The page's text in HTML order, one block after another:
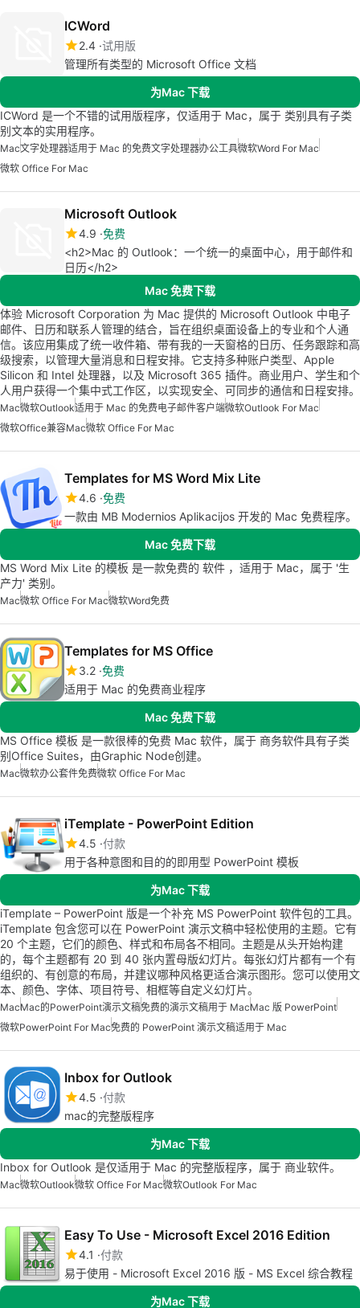
ICWord
2.4 试用版
管理所有类型的 Microsoft Office 文档
为Mac 下载
ICWord 是一个不错的试用版程序，仅适用于 Mac，属于 类别具有子类
别文本的实用程序。
Mac文字处理器适用于 Mac 的免费文字处理器办公工具微软Word For Mac
微软 Office For Mac
Microsoft Outlook
4.9 免费
<h2>Mac 的 Outlook：一个统一的桌面中心，用于邮件和
日历</h2>
Mac 免费下载
体验 Microsoft Corporation 为 Mac 提供的 Microsoft Outlook 中电子
邮件、日历和联系人管理的结合，旨在组织桌面设备上的专业和个人通
信。该应用集成了统一收件箱、带有我的一天窗格的日历、任务跟踪和高
级搜索，以管理大量消息和日程安排。它支持多种账户类型、Apple
Silicon 和 Intel 处理器，以及 Microsoft 365 插件。商业用户、学生和个
人用户获得一个集中式工作区，以实现安全、可同步的通信和日程安排。
Mac微软Outlook适用于 Mac 的免费电子邮件客户端微软Outlook For Mac
微软Office兼容Mac微软 Office For Mac
Templates for MS Word Mix Lite
4.6 免费
一款由 MB Modernios Aplikacijos 开发的 Mac 免费程序。
Mac 免费下载
MS Word Mix Lite 的模板 是一款免费的 软件 ，适用于 Mac，属于 '生
产力' 类别。
Mac微软 Office For Mac微软Word免费
Templates for MS Office
3.2 免费
适用于 Mac 的免费商业程序
Mac 免费下载
MS Office 模板 是一款很棒的免费 Mac 软件，属于 商务软件具有子类
别Office Suites，由Graphic Node创建。
Mac微软办公套件免费微软 Office For Mac
iTemplate - PowerPoint Edition
4.5 付款
用于各种意图和目的的即用型 PowerPoint 模板
为Mac 下载
iTemplate – PowerPoint 版是一个补充 MS PowerPoint 软件包的工具。
iTemplate 包含您可以在 PowerPoint 演示文稿中轻松使用的主题。它有
20 个主题，它们的颜色、样式和布局各不相同。主题是从头开始构建
的，每个主题都有 20 到 40 张内置母版幻灯片。每张幻灯片都有一个有
组织的、有创意的布局，并建议哪种风格更适合演示图形。您可以使用文
本、颜色、字体、项目符号、相框等自定义幻灯片。
MacMac的PowerPoint演示文稿免费的演示文稿用于 MacMac 版 PowerPoint
微软PowerPoint For Mac免费的 PowerPoint 演示文稿适用于 Mac
Inbox for Outlook
4.5 付款
mac的完整版程序
为Mac 下载
Inbox for Outlook 是仅适用于 Mac 的完整版程序，属于 商业软件。
Mac微软Outlook微软 Office For Mac微软Outlook For Mac
Easy To Use - Microsoft Excel 2016 Edition
4.1 付款
易于使用 - Microsoft Excel 2016 版 - MS Excel 综合教程
为Mac 下载